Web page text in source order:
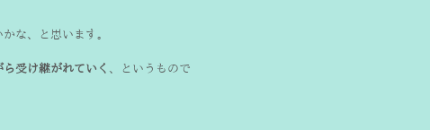
な、と思います。
受け継がれていく 、というもので